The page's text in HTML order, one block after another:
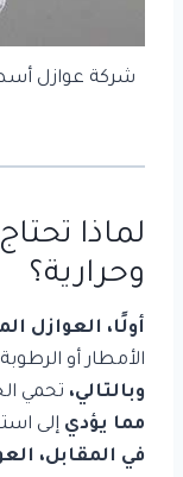
شركة عوازل
لماذا
وحرارية؟
أولًا، العوازل
الأمطار أو
وبالتالي، تحمي
مما يؤدي إلى
في المقابل،